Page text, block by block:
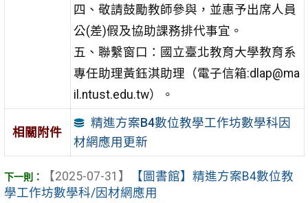
四、敬請鼓勵教師參與，並惠予出席人員
公(差)假及協助課務排代事宜。
五、聯繫窗口：國立臺北教育大學教育系
專任助理黃鈺淇助理（電子信箱:dlap@ma
il.ntust.edu.tw）。
相關附件
精進方案B4數位教學工作坊數學科因
材網應用更新
【2025-07-31】
【圖書館】精進方案B4數位教
學工作坊數學科/因材網應用